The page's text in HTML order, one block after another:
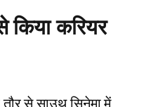
किया करियर
से साउथ सिनेमा में